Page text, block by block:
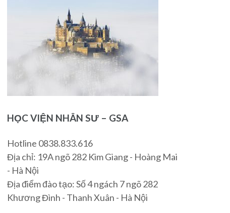
HỌC VIỆN NHÂN SƯ – GSA
Hotline 0838.833.616
Địa chỉ: 19A ngõ 282 Kim Giang - Hoàng Mai
- Hà Nội
Địa điểm đào tạo: Số 4 ngách 7 ngõ 282
Khương Đình - Thanh Xuân - Hà Nội